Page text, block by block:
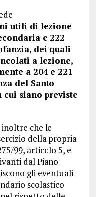
utili di lezione
e 222
dei quali
a lezione,
a 204 e 221
del Santo
siano previste
che le
della propria
99, articolo 5, e
dal Piano
gli eventuali
scolastico